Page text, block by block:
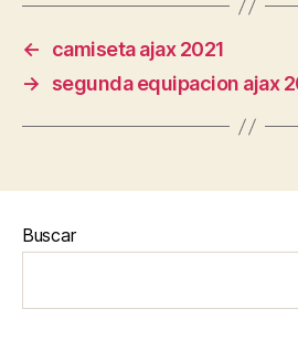
←
camiseta ajax 2021
→
segunda equipacion ajax
Buscar